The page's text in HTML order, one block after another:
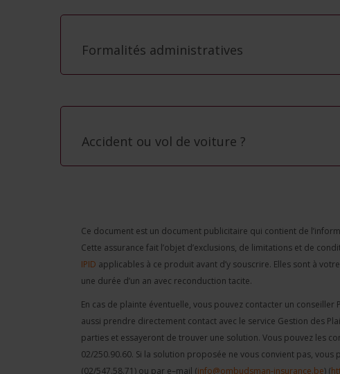
Formalités administratives
Accident ou vol de voiture ?
Ce document est un document publicitaire qui contient de
Cette assurance fait l’objet d’exclusions, de limitations et de
IPID applicables à ce produit avant d’y souscrire. Elles sont à
une durée d’un an avec reconduction tacite.
En cas de plainte éventuelle, vous pouvez contacter un
aussi prendre directement contact avec le service Gestion des
parties et essayeront de trouver une solution. Vous pouvez les
02/250.90.60. Si la solution proposée ne vous convient pas,
(02/547.58.71) ou par e–mail (info@ombudsman-insurance.be) (